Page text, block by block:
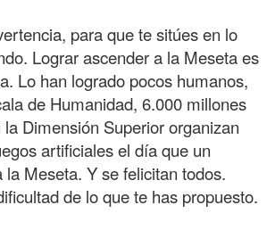
para que te sitúes en lo
Lograr ascender a la Meseta es
Lo han logrado pocos humanos,
de Humanidad, 6.000 millones
Dimensión Superior organizan
artificiales el día que un
la Meseta. Y se felicitan todos.
de lo que te has propuesto.